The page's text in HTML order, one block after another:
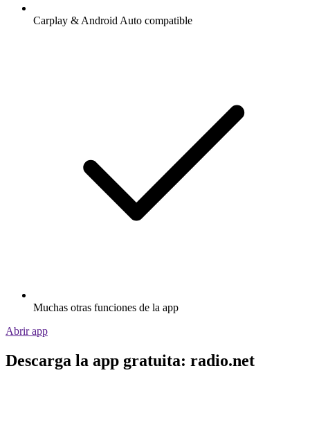
Carplay & Android Auto compatible
Muchas otras funciones de la app
Abrir app
Descarga la app gratuita: radio.net